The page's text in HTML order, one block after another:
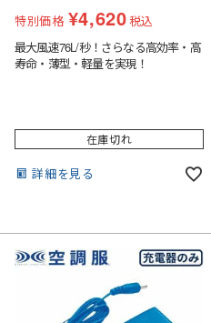
特別価格 ¥4,620税込
最大風速76L/秒！さらなる高効率・高
寿命・薄型・軽量を実現！
在庫切れ
詳細を見る